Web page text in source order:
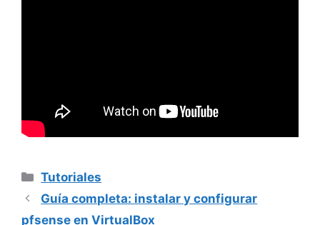
Categorías
Tutoriales
Guía completa: instalar y configurar
pfsense en VirtualBox